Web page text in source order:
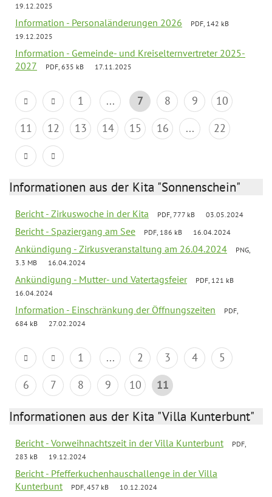
19.12.2025
Information - Personaländerungen 2026
PDF, 142 kB
19.12.2025
Information - Gemeinde- und Kreiselternvertreter 2025-
2027
PDF, 635 kB 17.11.2025
1 ... 7 8 9
10
11
12 13 14 15 16 ... 22
Informationen aus der Kita "Sonnenschein"
Bericht - Zirkuswoche in der Kita PDF, 777 kB 03.05.2024
Bericht - Spaziergang am See PDF, 186 kB 16.04.2024
Ankündigung - Zirkusveranstaltung am 26.04.2024
PNG,
3.3 MB
16.04.2024
Ankündigung - Mutter- und Vatertagsfeier
PDF, 121 kB
16.04.2024
Information - Einschränkung der Öffnungszeiten
PDF,
684 kB
27.02.2024
1 ... 2 3 4
5
6
7 8 9 10 11
Informationen aus der Kita "Villa Kunterbunt"
Bericht - Vorweihnachtszeit in der Villa Kunterbunt
PDF,
283 kB
19.12.2024
Bericht - Pfefferkuchenhauschallenge in der Villa
Kunterbunt
PDF, 457 kB 10.12.2024